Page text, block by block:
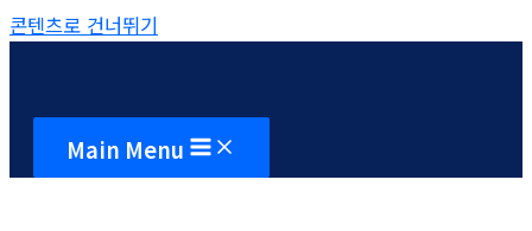
콘텐츠로 건너뛰기
Main Menu